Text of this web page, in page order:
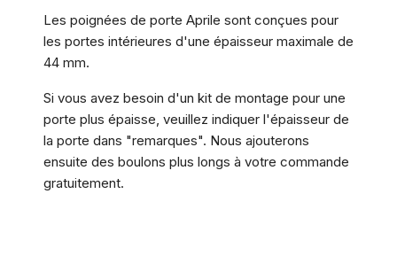
Les poignées de porte Aprile sont conçues pour
les portes intérieures d'une épaisseur maximale de
44 mm.
Si vous avez besoin d'un kit de montage pour une
porte plus épaisse, veuillez indiquer l'épaisseur de
la porte dans "remarques". Nous ajouterons
ensuite des boulons plus longs à votre commande
gratuitement.